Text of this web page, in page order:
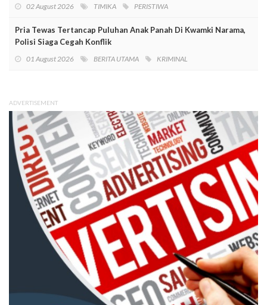
02 August 2026 TIMIKA PERISTIWA
Pria Tewas Tertancap Puluhan Anak Panah Di Kwamki Narama,
Polisi Siaga Cegah Konflik
01 August 2026 BERITA UTAMA KRIMINAL
ADVERTISEMENT